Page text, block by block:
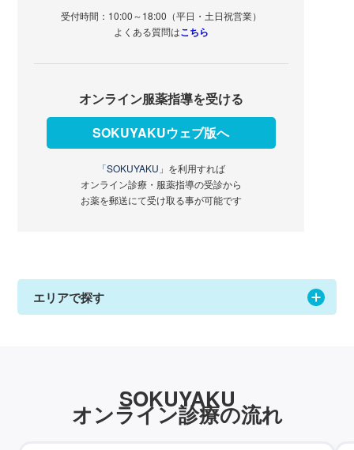
受付時間：10:00～18:00（平日・土日祝営業）
よくある質問はこちら
オンライン服薬指導を受ける
SOKUYAKUウェブ版へ
「SOKUYAKU」 を利用すれば
オンライン診療・服薬指導の受診から
お薬を郵送にて受け取る事が可能です
エリアで探す
SOKUYAKU
オンライン診療の流れ